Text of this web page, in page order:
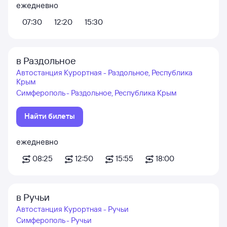
ежедневно
07:30
12:20 15:30
в Раздольное
Автостанция Курортная - Раздольное, Республика
Крым
Симферополь - Раздольное, Республика Крым
Найти билеты
ежедневно
08:25
12:50 15:55 18:00
в Ручьи
Автостанция Курортная - Ручьи
Симферополь - Ручьи